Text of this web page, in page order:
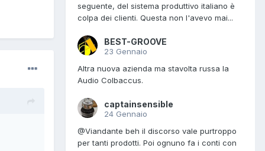
seguente, del sistema produttivo italiano è
colpa dei clienti. Questa non l'avevo mai...
BEST-GROOVE
23 Gennaio
Altra nuova azienda ma stavolta russa la
Audio Colbaccus.
captainsensible
24 Gennaio
@Viandante beh il discorso vale purtroppo
per tanti prodotti. Poi ognuno fa i conti con